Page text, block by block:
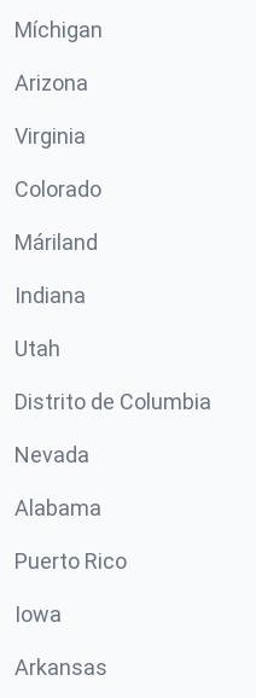
Míchigan
Arizona
Virginia
Colorado
Máriland
Indiana
Utah
Distrito de Columbia
Nevada
Alabama
Puerto Rico
Iowa
Arkansas